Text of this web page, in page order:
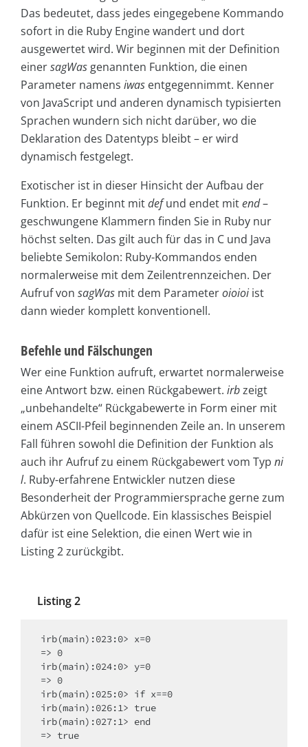
Das bedeutet, dass jedes eingegebene Kommando
sofort in die Ruby Engine wandert und dort
ausgewertet wird. Wir beginnen mit der Definition
einersagWas genannten Funktion, die einen
Parameter namens iwas entgegennimmt. Kenner
von JavaScript und anderen dynamisch typisierten
Sprachen wundern sich nicht darüber, wo die
Deklaration des Datentyps bleibt – er wird
dynamisch festgelegt.
Exotischer ist in dieser Hinsicht der Aufbau der
Funktion. Er beginnt mitdefund endet mitend–
geschwungene Klammern finden Sie in Ruby nur
höchst selten. Das gilt auch für das in C und Java
beliebte Semikolon: Ruby-Kommandos enden
normalerweise mit dem Zeilentrennzeichen. Der
Aufruf von sagWas mit dem Parameteroioioi ist
dann wieder komplett konventionell.
Befehle und Fälschungen
Wer eine Funktion aufruft, erwartet normalerweise
eine Antwort bzw. einen Rückgabewert. irbzeigt
„unbehandelte“ Rückgabewerte in Form einer mit
einem ASCII-Pfeil beginnenden Zeile an. In unserem
Fall führen sowohl die Definition der Funktion als
auch ihr Aufruf zu einem Rückgabewert vom Typ ni
l. Ruby-erfahrene Entwickler nutzen diese
Besonderheit der Programmiersprache gerne zum
Abkürzen von Quellcode. Ein klassisches Beispiel
dafür ist eine Selektion, die einen Wert wie in
Listing 2 zurückgibt.
Listing 2
irb(main):023:0> x=0
=> 0
irb(main):024:0> y=0
=> 0
irb(main):025:0> if x==0
irb(main):026:1> true
irb(main):027:1> end
=> true